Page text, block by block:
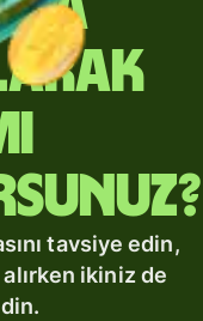
tavsiye edin,
ikiniz de